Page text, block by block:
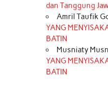
dan Tanggung
Amril Taufik
YANG
BATIN
Musniaty
YANG
BATIN